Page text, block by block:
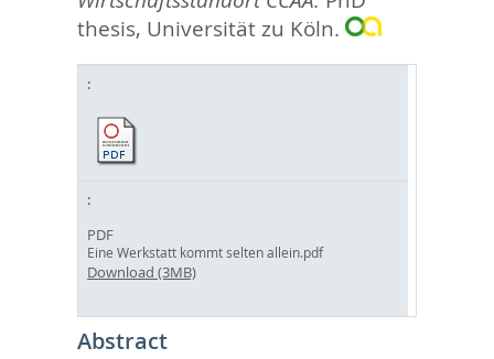
thesis, Universität zu Köln.
PDF
Eine Werkstatt kommt selten allein.pdf
Download (3MB)
Abstract